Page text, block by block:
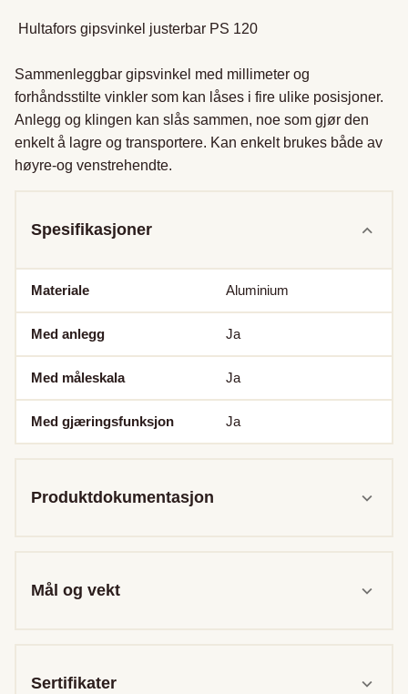
Sammenleggbar gipsvinkel med millimeter og
forhåndsstilte vinkler som kan låses i fire ulike posisjoner.
Anlegg og klingen kan slås sammen, noe som gjør den
enkelt å lagre og transportere. Kan enkelt brukes både av
høyre-og venstrehendte.
Spesifikasjoner
Materiale Aluminium
Med anlegg Ja
Med måleskala Ja
Med gjæringsfunksjon Ja
Produktdokumentasjon
Mål og vekt
Sertifikater